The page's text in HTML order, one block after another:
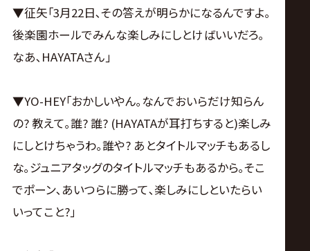
【試合後の征矢&HAYATA&YO-HEY】
の忠告だ､家族として｡もう家出はいいから､俺たちフ
ァミリーのもとに帰ってきてくれ｡みんな待ってんだ
ぞ｡ホントにもう何も言わねえから､これが最後の忠
告だ｡それと! 3月22日､俺たちもな､止まってるわけ
にいかないんですよ｡情熱RATEL'S結成したからに
は上目指さないといけないでしょ｡3月22日､後楽園